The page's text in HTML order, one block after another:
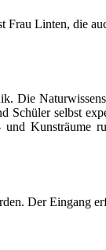
Frau Linten, die
Die
Schüler selbst
Kunsträume
Der